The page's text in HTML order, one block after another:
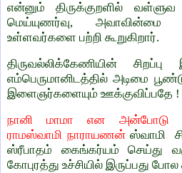
என்னும் திருக்குறளில்
மெய்யுணர்வு, அவாவின்மை
உள்ளவர்களை பற்றி கூறுகிறார்.
திருவல்லிக்கேணியின்
எம்பெருமானிடத்தில் அடிமை
இளைஞர்களையும் ஊக்குவிப்பதே !
நானி மாமா என அன்போடு
ராமஸ்வாமி நாராயணன்ஸ்வாமி
ஸ்ரீபாதம் கைங்கர்யம் செய்து
கோபுரத்து உச்சியில் இருப்பது